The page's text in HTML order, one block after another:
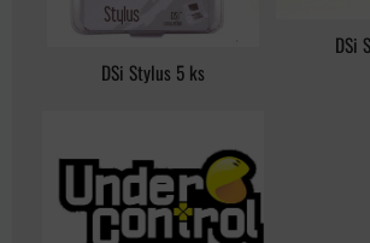
DSi Stylus 5 ks
DSi